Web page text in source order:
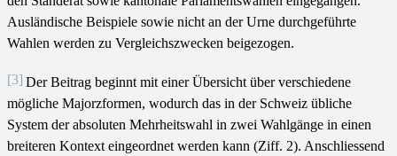
Ausländische Beispiele sowie nicht an der Urne durchgeführte
Wahlen werden zu Vergleichszwecken beigezogen.
[3] Der Beitrag beginnt mit einer Übersicht über verschiedene
mögliche Majorzformen, wodurch das in der Schweiz übliche
System der absoluten Mehrheitswahl in zwei Wahlgänge in einen
breiteren Kontext eingeordnet werden kann (Ziff. 2). Anschliessend